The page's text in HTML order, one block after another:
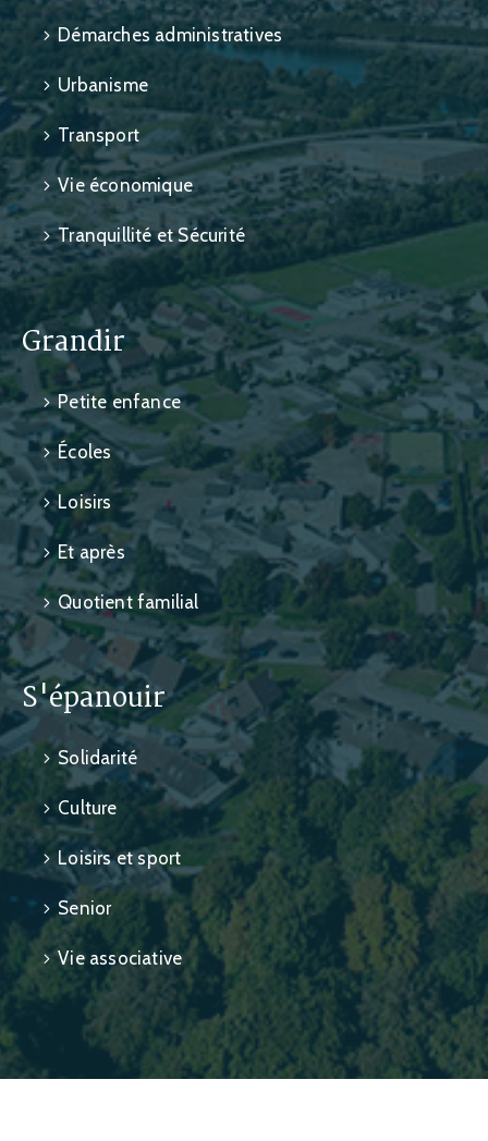
Démarches administratives
Urbanisme
Transport
Vie économique
Tranquillité et Sécurité
Grandir
Petite enfance
Écoles
Loisirs
Et après
Quotient familial
S'épanouir
Solidarité
Culture
Loisirs et sport
Senior
Vie associative